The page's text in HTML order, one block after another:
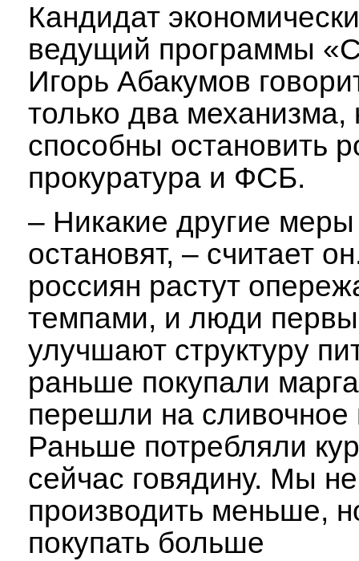
Кандидат
ведущий программы
Игорь Абакумов
только два механизма,
способны остановить
прокуратура и ФСБ.
– Никакие другие
остановят, – считает
россиян растут
темпами, и люди
улучшают структуру
раньше покупали
перешли на сливочное
Раньше потребляли
сейчас говядину. Мы
производить меньше,
покупать больше